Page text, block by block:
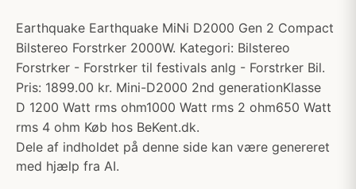
Earthquake Earthquake MiNi D2000 Gen 2 Compact
Bilstereo Forstrker 2000W. Kategori: Bilstereo
Forstrker - Forstrker til festivals anlg - Forstrker Bil.
Pris: 1899.00 kr. Mini-D2000 2nd generationKlasse
D 1200 Watt rms ohm1000 Watt rms 2 ohm650 Watt
rms 4 ohm Køb hos BeKent.dk.
Dele af indholdet på denne side kan være genereret
med hjælp fra AI.